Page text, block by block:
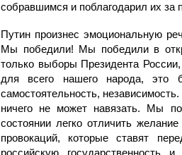
собравшимся и поблагодарил их за
Путин произнес эмоциональную
Мы победили! Мы победили в
только выборы Президента
для всего нашего народа, это
самостоятельность,
ничего не может навязать. Мы
состоянии легко отличить
провокаций, которые ставят